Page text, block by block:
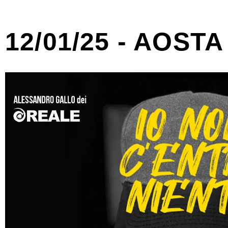
12/01/25 - AOSTA